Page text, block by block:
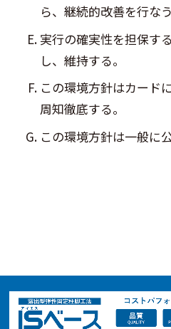
ら、継続的改善を行なう
実行の確実性を担保す
し、維持する。
この環境方針はカード
周知徹底する。
この環境方針は一般に